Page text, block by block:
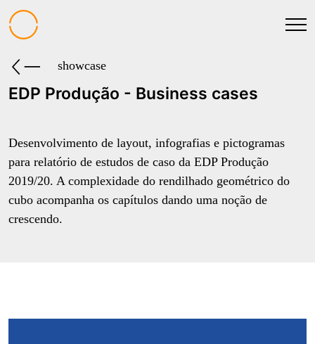
showcase
EDP Produção - Business cases
Desenvolvimento de layout, infografias e pictogramas
para relatório de estudos de caso da EDP Produção
2019/20. A complexidade do rendilhado geométrico do
cubo acompanha os capítulos dando uma noção de
crescendo.